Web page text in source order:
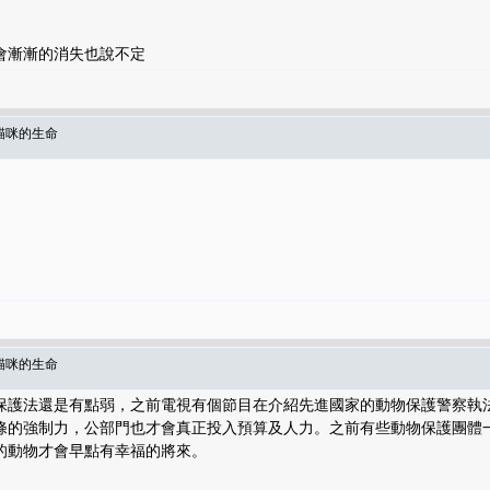
漸漸的消失也說不定
咪的生命
咪的生命
法還是有點弱，之前電視有個節目在介紹先進國家的動物保護警察
強制力，公部門也才會真正投入預算及人力。之前有些動物保護團
物才會早點有幸福的將來。